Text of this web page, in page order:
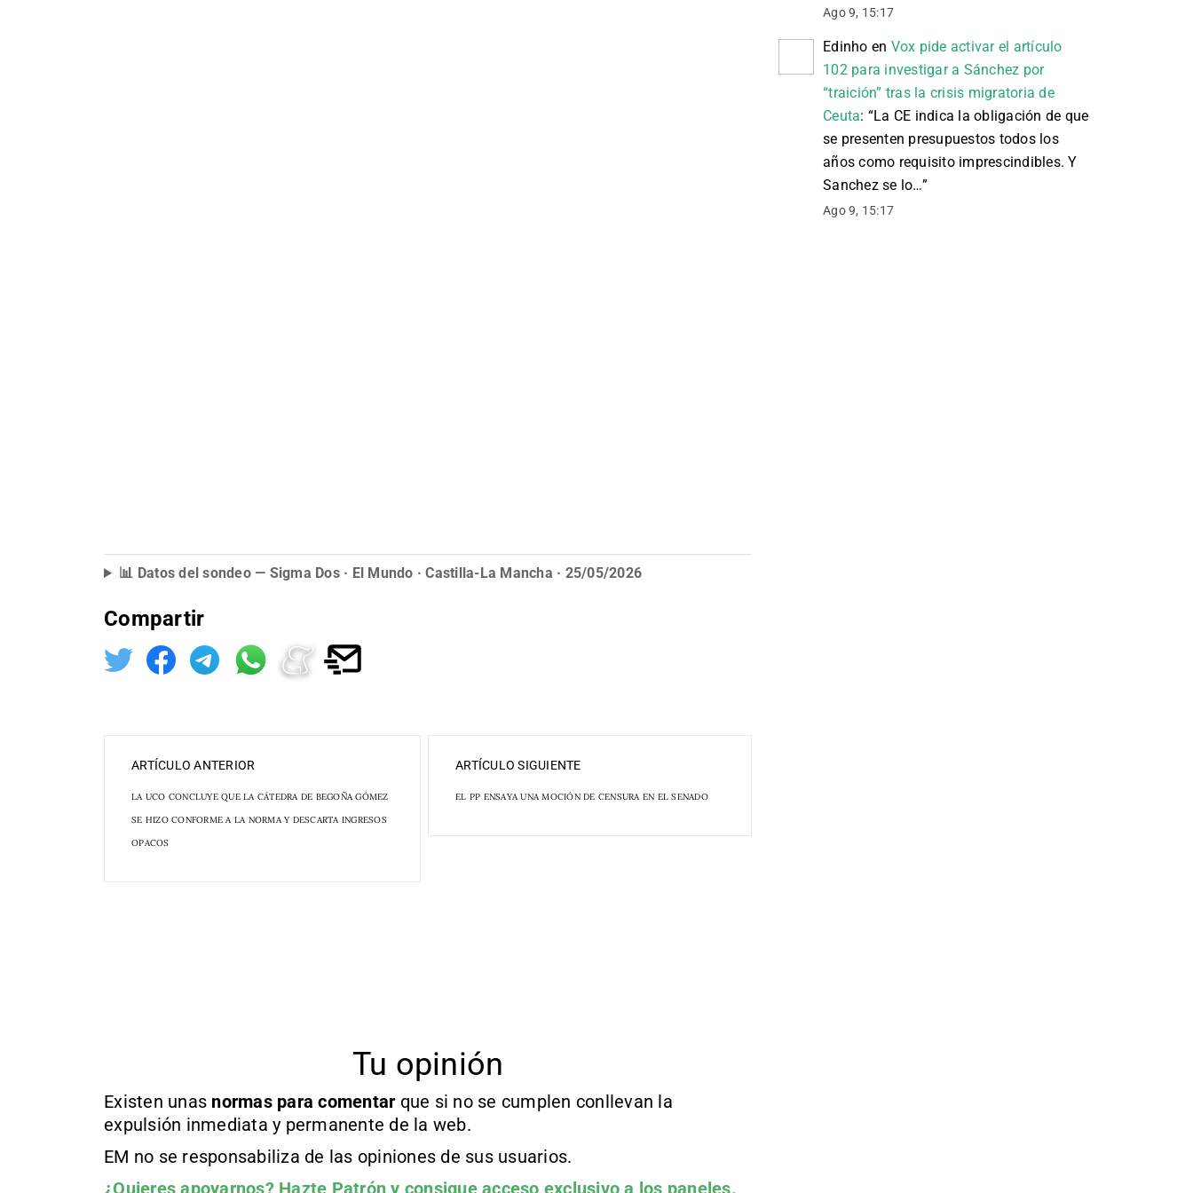
📊 Datos del sondeo — Sigma Dos · El Mundo · Castilla-La Mancha · 25/05/2026
Compartir
ARTÍCULO ANTERIOR
LA UCO CONCLUYE QUE LA CÁTEDRA DE BEGOÑA GÓMEZ
SE HIZO CONFORME A LA NORMA Y DESCARTA INGRESOS
OPACOS
ARTÍCULO SIGUIENTE
EL PP ENSAYA UNA MOCIÓN DE CENSURA EN EL SENADO
Tu opinión
Existen unas normas para comentar que si no se cumplen conllevan la
expulsión inmediata y permanente de la web.
EM no se responsabiliza de las opiniones de sus usuarios.
¿Quieres apoyarnos? Hazte Patrón y consigue acceso exclusivo a los paneles.
Ago 9, 15:17
Edinho en Vox pide activar el artículo
102 para investigar a Sánchez por
“traición” tras la crisis migratoria de
Ceuta: “La CE indica la obligación de que
se presenten presupuestos todos los
años como requisito imprescindibles. Y
Sanchez se lo…”
Ago 9, 15:17